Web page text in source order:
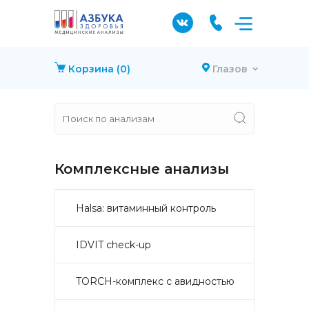
Корзина (0) Глазов
Комплексные анализы
Halsa: витаминный контроль
IDVIT check-up
TORCH-комплекс с авидностью